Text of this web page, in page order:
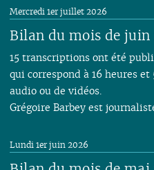
Bilan du mois de juin
Mercredi 1er juillet 2026
15 transcriptions ont été
qui correspond à 16 heures
audio ou de vidéos.
Grégoire Barbey est
Lundi 1er juin 2026